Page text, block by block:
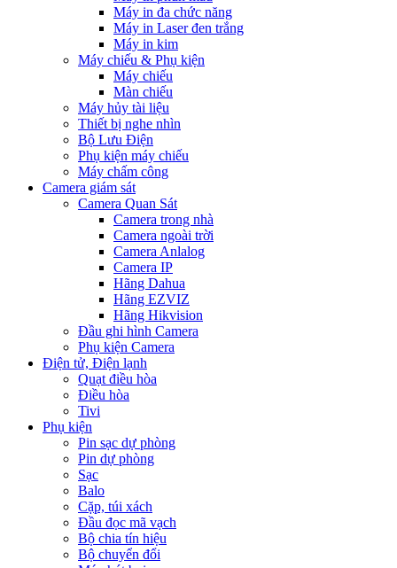
Máy in đa chức năng
Máy in Laser đen trắng
Máy in kim
Máy chiếu & Phụ kiện
Máy chiếu
Màn chiếu
Máy hủy tài liệu
Thiết bị nghe nhìn
Bộ Lưu Điện
Phụ kiện máy chiếu
Máy chấm công
Camera giám sát
Camera Quan Sát
Camera trong nhà
Camera ngoài trời
Camera Anlalog
Camera IP
Hãng Dahua
Hãng EZVIZ
Hãng Hikvision
Đầu ghi hình Camera
Phụ kiện Camera
Điện tử, Điện lạnh
Quạt điều hòa
Điều hòa
Tivi
Phụ kiện
Pin sạc dự phòng
Pin dự phòng
Sạc
Balo
Cặp, túi xách
Đầu đọc mã vạch
Bộ chia tín hiệu
Bộ chuyển đổi